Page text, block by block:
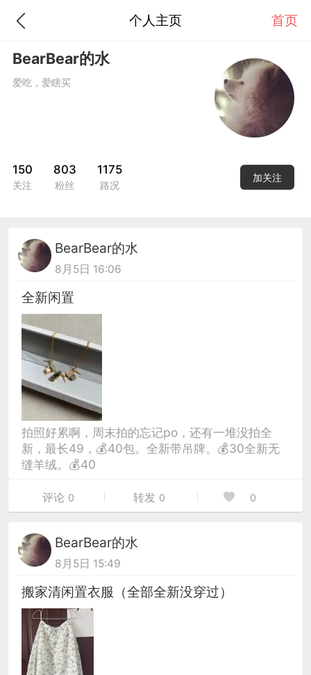
个人主页 首页
BearBear的水
爱吃，爱瞎买
150
关注
803
粉丝
1175
路况
加关注
BearBear的水
8月5日 16:06
全新闲置
拍照好累啊，周末拍的忘记po，还有一堆没拍全
新，最长49，💰40包。全新带吊牌。💰30全新无
缝羊绒。💰40
评论 0 转发 0 0
BearBear的水
8月5日 15:49
搬家清闲置衣服（全部全新没穿过）